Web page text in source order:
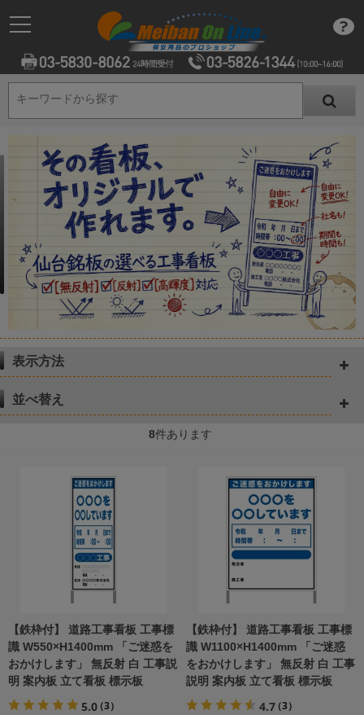
キーワードから探す
キーワードから探す
表示方法
並べ替え
8件あります
【鉄枠付】 道路工事看板 工事標
識 W550×H1400mm 「ご迷惑を
おかけします」 無反射 白 工事説
明 案内板 立て看板 標示板
5.0（3）
【鉄枠付】 道路工事看板 工事標
識 W1100×H1400mm 「ご迷惑
をおかけします」 無反射 白 工事
説明 案内板 立て看板 標示板
4.7（3）